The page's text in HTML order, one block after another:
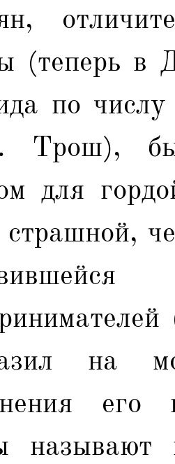
(теперь в
по
Трош),
для
страшной,
на
его
называют